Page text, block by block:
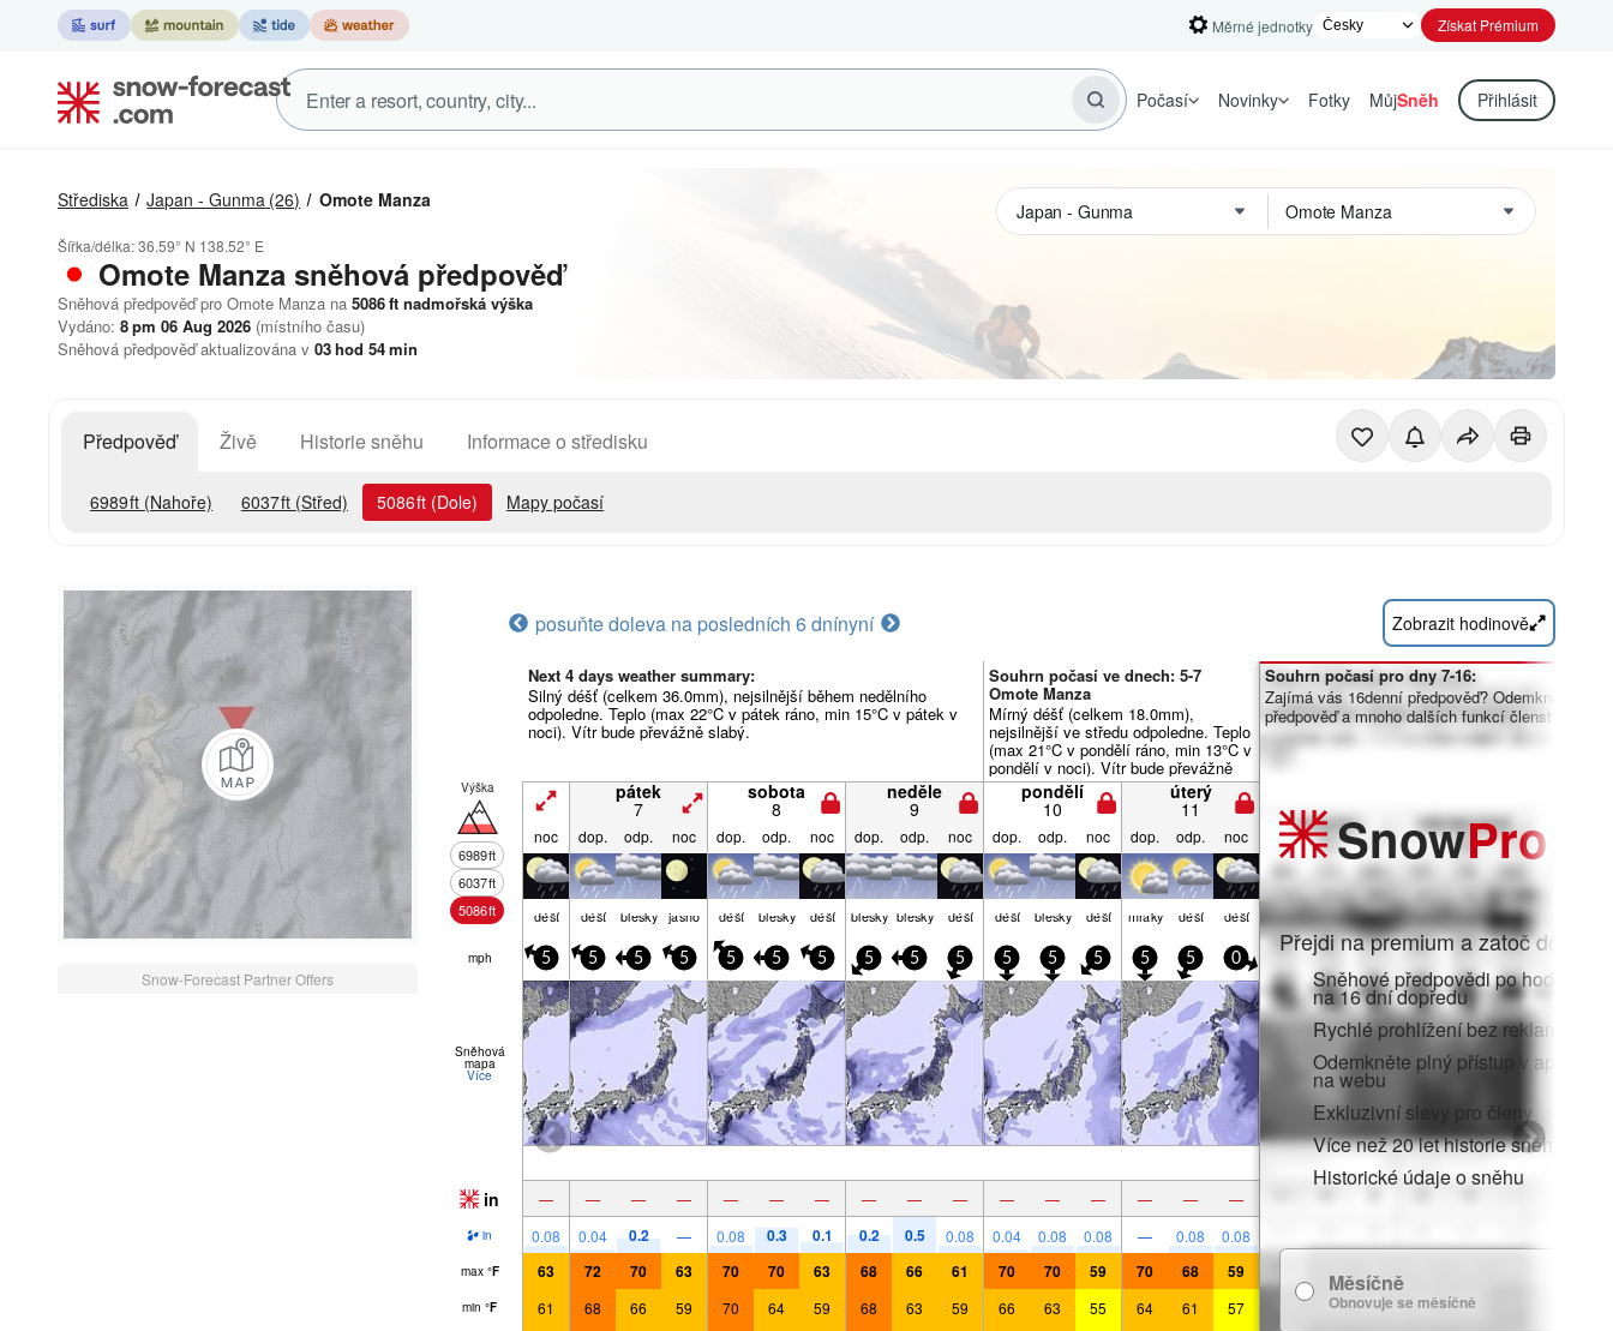
Měrné jednotky Získat Prémium
Počasí Novinky Fotky MůjSněh Přihlásit
Střediska Japan - Gunma (26) Omote Manza
Šířka/délka:36.59° N 138.52° E
Omote Manza sněhová předpověď
Sněhová předpověď pro Omote Manza na 5086ft nadmořská výška
Vydáno: 8 pm 06 Aug 2026 (místního času)
Sněhová předpověď aktualizována v 03hod 54min
Předpověď Živě Historie sněhu Informace o středisku
6989ft (Nahoře) 6037ft (Střed) 5086ft (Dole) Mapy počasí
Snow-Forecast Partner Offers
posuňte doleva na posledních 6 dnínyní Zobrazit hodinově
Next 4 days weather summary:
Silný déšť (celkem 36.0mm), nejsilnější během nedělního
odpoledne. Teplo (max 22°C v pátek ráno, min 15°C v pátek v
noci). Vítr bude převážně slabý.
Souhrn počasí ve dnech: 5-7
Omote Manza
Mírný déšť (celkem 18.0mm),
nejsilnější ve středu odpoledne. Teplo
(max 21°C v pondělí ráno, min 13°C v
pondělí v noci). Vítr bude převážně
slabý.
Výška
6989ft
6037ft
5086ft
pátek
7
sobota
8
neděle
9
pondělí
10
úterý
11
noc dop. odp. noc dop. odp. noc dop. odp. noc dop. odp. noc dop. odp. noc
déšť déšť blesky jasno déšť blesky déšť blesky blesky déšť déšť blesky déšť mraky déšť déšť
mph 5 5 5 5 5 5 5 5 5 5 5 5 5 5 5 0
Sněhová
mapa
Více
in — — — — — — — — — — — — — — — —
in 0.08 0.04 0.2 — 0.08 0.3 0.1 0.2 0.5 0.08 0.04 0.08 0.08 — 0.08 0.08
max °F 63 72 70 63 70 70 63 68 66 61 70 70 59 70 68 59
min °F 61 68 66 59 70 64 59 68 63 59 66 63 55 64 61 57
Souhrn počasí pro dny 7-16:
Zajímá vás 16denní předpověď? Odemkněte
předpověď a mnoho dalších funkcí členstvím Pro.
SnowPro
Přejdi na premium a zatoč do:
Sněhové předpovědi po hodinách
na 16 dní dopředu
Rychlé prohlížení bez reklam
Odemkněte plný přístup v aplikaci i
na webu
Exkluzivní slevy pro členy
Více než 20 let historie sněhu
Historické údaje o sněhu
Měsíčně
Obnovuje se měsíčně